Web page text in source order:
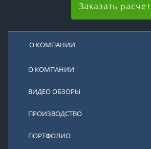
Заказать расчет
О КОМПАНИИ
О КОМПАНИИ
ВИДЕО ОБЗОРЫ
ПРОИЗВОДСТВО
ПОРТФОЛИО